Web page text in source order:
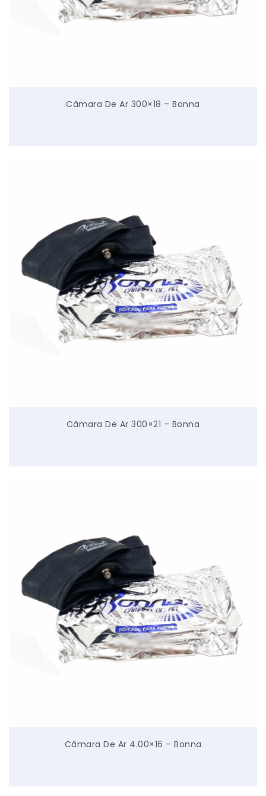
Câmara De Ar 300×18 – Bonna
Câmara De Ar 300×21 – Bonna
Câmara De Ar 4.00×16 – Bonna